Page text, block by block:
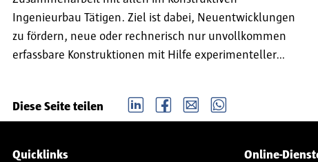
Ingenieurbau Tätigen. Ziel ist dabei, Neuentwicklungen
zu fördern, neue oder rechnerisch nur unvollkommen
erfassbare Konstruktionen mit Hilfe experimenteller…
Diese Seite teilen LinkedIn Facebook email Whatsapp
Service-Navigation
Quicklinks Online-